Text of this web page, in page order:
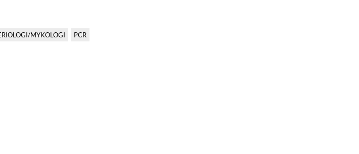
MYKOLOGI PCR